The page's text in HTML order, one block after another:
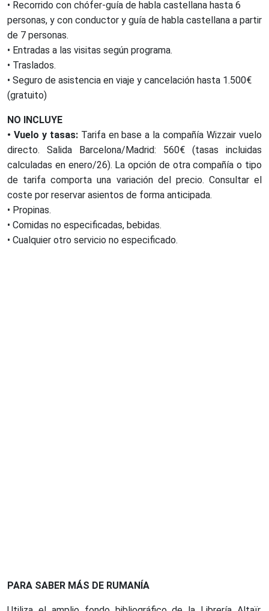
• Recorrido con chófer-guía de habla castellana hasta 6
personas, y con conductor y guía de habla castellana a partir
de 7 personas.
• Entradas a las visitas según programa.
• Traslados.
• Seguro de asistencia en viaje y cancelación hasta 1.500€
(gratuito)
NO INCLUYE
• Vuelo y tasas:Tarifa en base a la compañía Wizzair vuelo
directo. Salida Barcelona/Madrid: 560€ (tasas incluidas
calculadas en enero/26). La opción de otra compañía o tipo
de tarifa comporta una variación del precio. Consultar el
coste por reservar asientos de forma anticipada.
• Propinas.
• Comidas no especificadas, bebidas.
• Cualquier otro servicio no especificado.
PARA SABER MÁS DE RUMANÍA